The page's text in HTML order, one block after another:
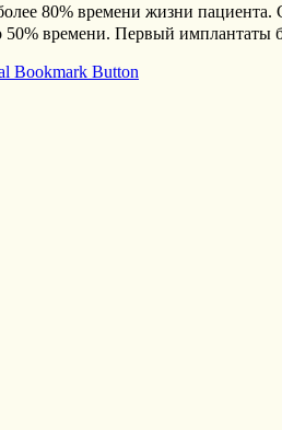
80% времени жизни
50% времени. Первый имплантаты